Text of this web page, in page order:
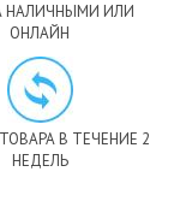
НАЛИЧНЫМИ ИЛИ
ОНЛАЙН
В ТЕЧЕНИЕ 2
НЕДЕЛЬ